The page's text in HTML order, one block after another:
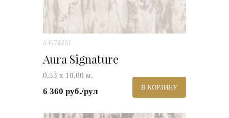
# G78231
Aura Signature
0,53 х 10,00 м.
6 360 руб./рул В КОРЗИНУ